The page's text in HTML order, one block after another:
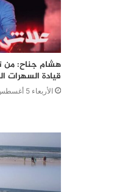
هشام جناح: من
قيادة السهرات
الأربعاء 5 أغسطس 2026